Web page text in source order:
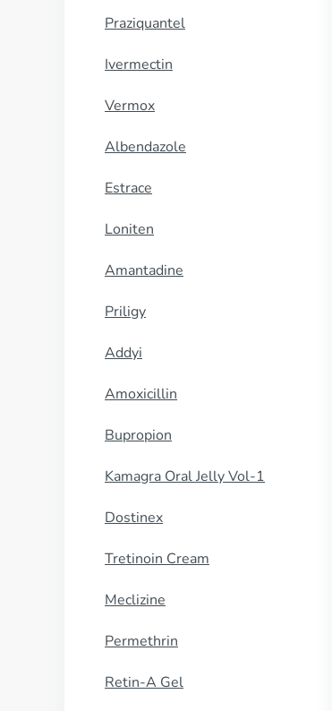
Praziquantel
Ivermectin
Vermox
Albendazole
Estrace
Loniten
Amantadine
Priligy
Addyi
Amoxicillin
Bupropion
Kamagra Oral Jelly Vol-1
Dostinex
Tretinoin Cream
Meclizine
Permethrin
Retin-A Gel